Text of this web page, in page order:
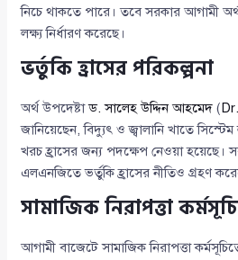
নিচে থাকতে পারে। তবে সরকার আগামী
লক্ষ্য নির্ধারণ করেছে।
ভর্তুকি হ্রাসের পরিকল্পনা
অর্থ উপদেষ্টাড. সালেহ উদ্দিন আহমেদ (
জানিয়েছেন, বিদ্যুৎ ও জ্বালানি খাতে
খরচ হ্রাসের জন্য পদক্ষেপ নেওয়া হয়েছে।
এলএনজিতে ভর্তুকি হ্রাসের নীতিও গ্রহণ
সামাজিক নিরাপত্তা
আগামী বাজেটে সামাজিক নিরাপত্তা